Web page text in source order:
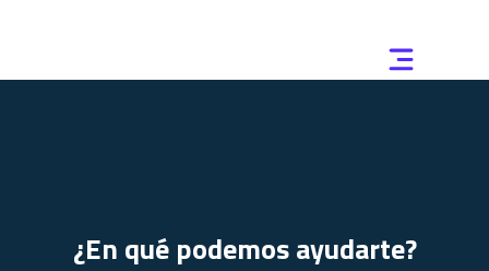
¿En qué podemos ayudarte?